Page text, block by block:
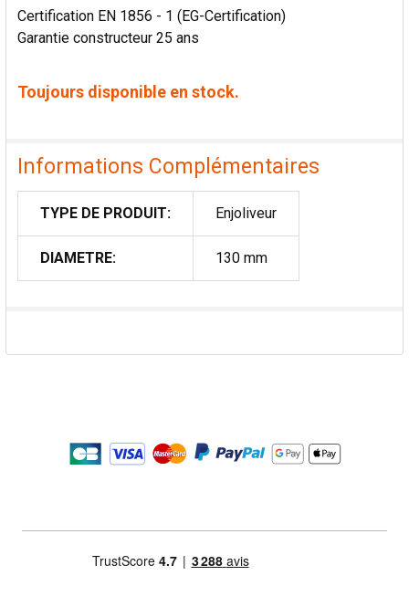
Certification EN 1856 - 1 (EG-Certification)
Garantie constructeur 25 ans
Toujours disponible en stock.
Informations Complémentaires
TYPE DE PRODUIT: Enjoliveur
DIAMETRE: 130 mm